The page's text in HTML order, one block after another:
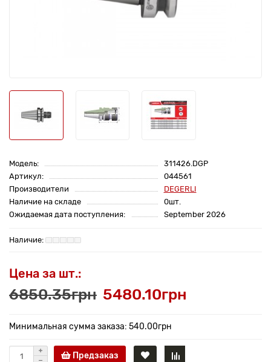
Модель:
311426.DGP
Артикул:
044561
Производители
DEGERLI
Наличие на складе
0шт.
Ожидаемая дата поступления:
September 2026
Цена за шт.:
6850.35грн 5480.10грн
Минимальная сумма заказа: 540.00грн
Предзаказ